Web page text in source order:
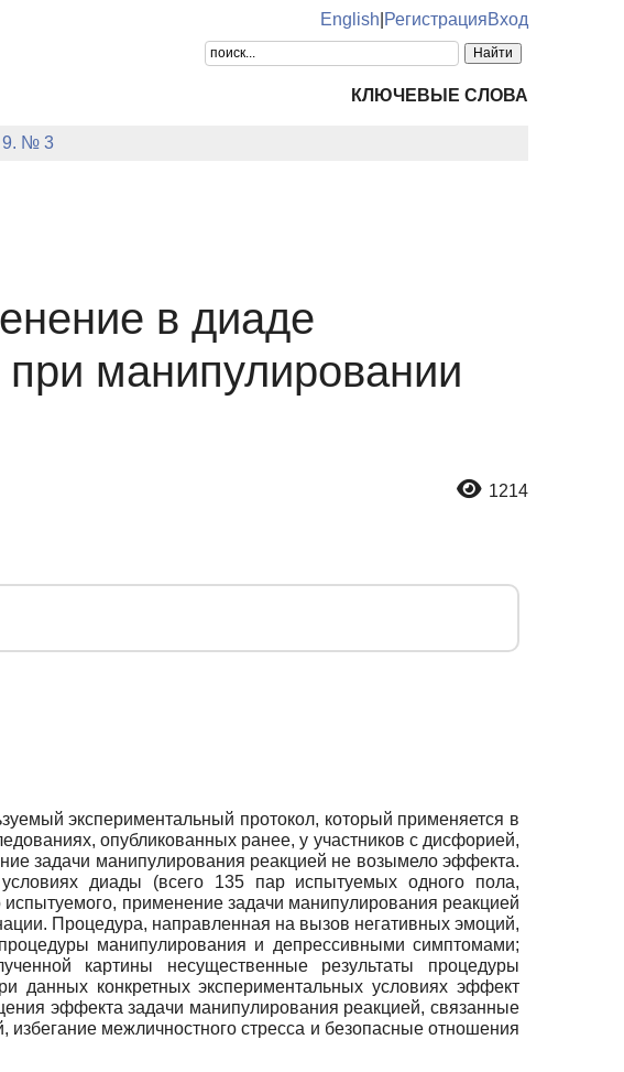
English РегистрацияВход
КЛЮЧЕВЫЕ СЛОВА
9. № 3
в диаде
манипулировании
1214
экспериментальный протокол, который применяется в
опубликованных ранее, у участников с дисфорией,
задачи манипулирования реакцией не возымело эффекта.
диады (всего 135 пар испытуемых одного пола,
применение задачи манипулирования реакцией
Процедура, направленная на вызов негативных эмоций,
манипулирования и депрессивными симптомами;
картины несущественные результаты процедуры
данных конкретных экспериментальных условиях эффект
эффекта задачи манипулирования реакцией, связанные
межличностного стресса и безопасные отношения